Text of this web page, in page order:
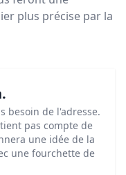
plus précise par la
besoin de l'adresse.
pas compte de
une idée de la
une fourchette de